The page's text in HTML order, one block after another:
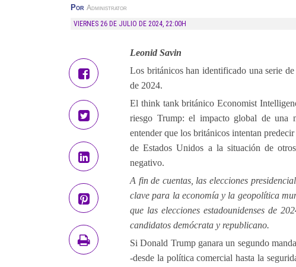
Por Administrator
VIERNES 26 DE JULIO DE 2024, 22:00H
Leonid Savin
Los británicos han identificado una serie
de 2024.
El think tank británico Economist
riesgo Trump: el impacto global de una
entender que los británicos intentan
de Estados Unidos a la situación de
negativo.
A fin de cuentas, las elecciones
clave para la economía y la geopolítica
que las elecciones estadounidenses de
candidatos demócrata y republicano.
Si Donald Trump ganara un segundo
-desde la política comercial hasta la